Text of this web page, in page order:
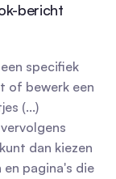
bericht
specifiek
of bewerk een
(...)
dan kiezen
pagina's die